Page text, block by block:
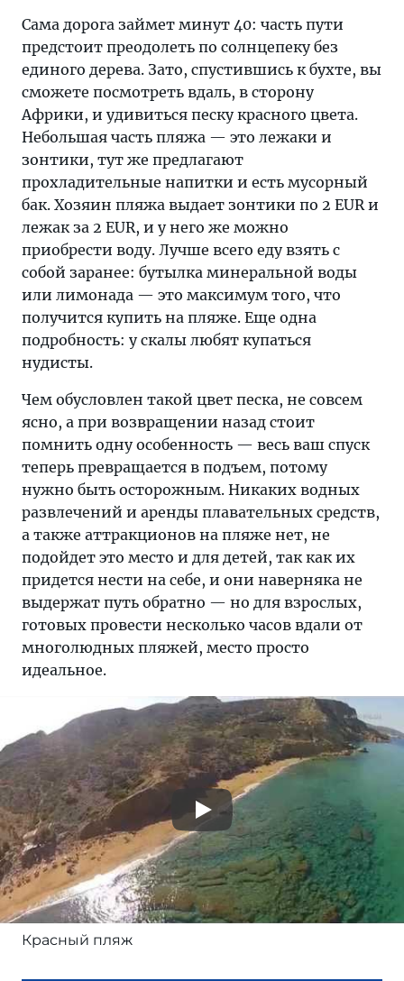
Сама дорога займет минут 40: часть пути
предстоит преодолеть по солнцепеку без
единого дерева. Зато, спустившись к бухте, вы
сможете посмотреть вдаль, в сторону
Африки, и удивиться песку красного цвета.
Небольшая часть пляжа — это лежаки и
зонтики, тут же предлагают
прохладительные напитки и есть мусорный
бак. Хозяин пляжа выдает зонтики по 2 EUR и
лежак за 2 EUR, и у него же можно
приобрести воду. Лучше всего еду взять с
собой заранее: бутылка минеральной воды
или лимонада — это максимум того, что
получится купить на пляже. Еще одна
подробность: у скалы любят купаться
нудисты.
Чем обусловлен такой цвет песка, не совсем
ясно, а при возвращении назад стоит
помнить одну особенность — весь ваш спуск
теперь превращается в подъем, потому
нужно быть осторожным. Никаких водных
развлечений и аренды плавательных средств,
а также аттракционов на пляже нет, не
подойдет это место и для детей, так как их
придется нести на себе, и они наверняка не
выдержат путь обратно — но для взрослых,
готовых провести несколько часов вдали от
многолюдных пляжей, место просто
идеальное.
Красный пляж